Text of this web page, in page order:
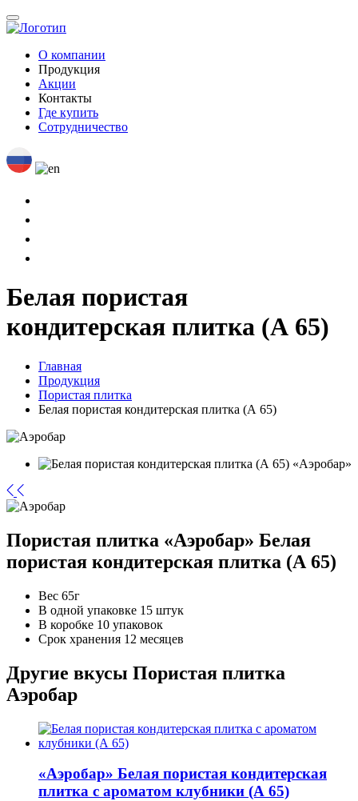
О компании
Продукция
Акции
Контакты
Где купить
Сотрудничество
Белая пористая
кондитерская плитка (А 65)
Главная
Продукция
Пористая плитка
Белая пористая кондитерская плитка (А 65)
Пористая плитка «Аэробар» Белая
пористая кондитерская плитка (А 65)
Вес 65г
В одной упаковке 15 штук
В коробке 10 упаковок
Срок хранения 12 месяцев
Другие вкусы Пористая плитка
Аэробар
«Аэробар» Белая пористая кондитерская
плитка с ароматом клубники (А 65)